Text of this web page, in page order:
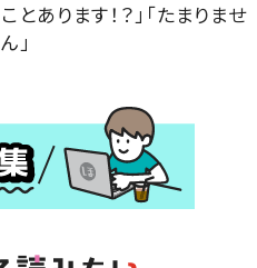
ことあります！？」「たまりませ
ん」